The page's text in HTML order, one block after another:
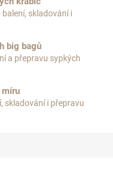
balení, skladování i
big bagů
a přepravu sypkých
míru
skladování i přepravu